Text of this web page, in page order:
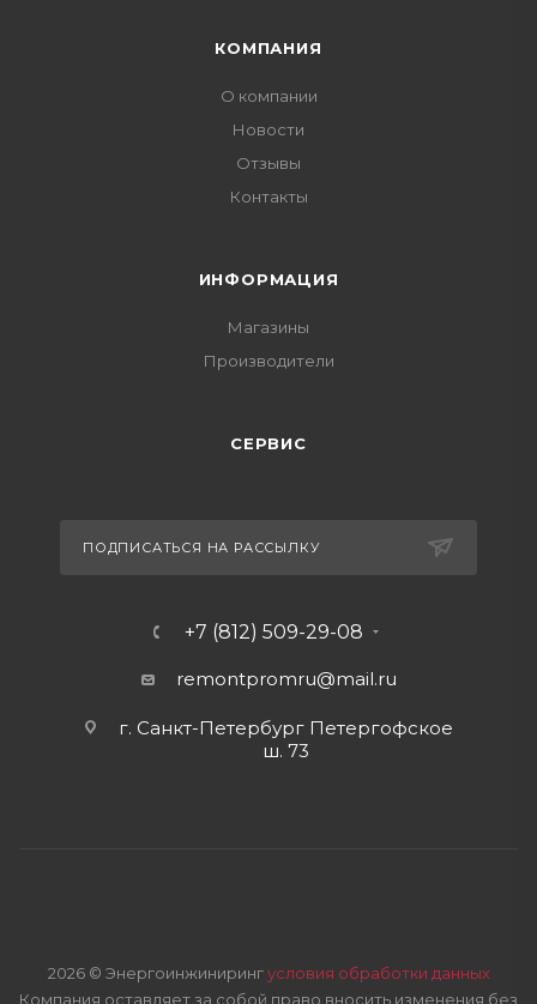
КОМПАНИЯ
О компании
Новости
Отзывы
Контакты
ИНФОРМАЦИЯ
Магазины
Производители
СЕРВИС
ПОДПИСАТЬСЯ НА РАССЫЛКУ
+7 (812) 509-29-08
remontpromru@mail.ru
г. Санкт-Петербург Петергофское
ш. 73
2026 © Энергоинжинирингусловия обработки данных
Компания оставляет за собой право вносить изменения без